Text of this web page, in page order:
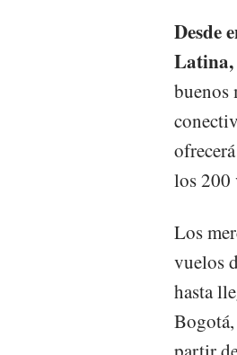
Desde
Latina,
buenos
los 200
Los
vuelos
hasta